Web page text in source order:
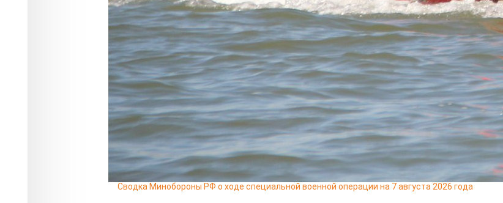
Новосибирской области Сергей Кудинов.
Читайте также
08.08 10:42
Спасатели ищут на реке Кан пропавших накануне мужчину, женщину и ребёнка
08.08 09:38
В пятницу, 7 августа, в Красноярском крае потушили 6 пожаров, погибших и травмированных
нет
07.08 18:20
В Канске мать семерых детей продавала иностранцам родительские права за 30 тысяч
рублей
07.08 17:20
В Новосибирской области автомобиль выехал на железнодорожный переезд и столкнулся с
поездом
07.08 16:53
Сводка Минобороны РФ о ходе специальной военной операции на 7 августа 2026 года